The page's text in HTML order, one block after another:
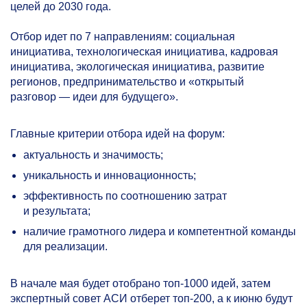
целей до 2030 года.
Отбор идет по 7 направлениям: социальная
инициатива, технологическая инициатива, кадровая
инициатива, экологическая инициатива, развитие
регионов, предпринимательство и «открытый
разговор — идеи для будущего».
Главные критерии отбора идей на форум:
актуальность и значимость;
уникальность и инновационность;
эффективность по соотношению затрат
и результата;
наличие грамотного лидера и компетентной команды
для реализации.
В начале мая будет отобрано топ-1000 идей, затем
экспертный совет АСИ отберет топ-200, а к июню будут